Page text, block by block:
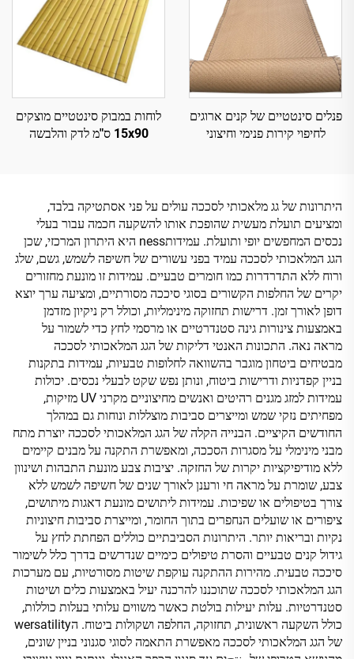
פנלים סינטטיים של קנים ארוגים
לחיפוי קירות פנימי וחיצוני
לוחות במבוק סינטטיים מוצקים
15x90 ס"מ לדק והלבשה
היתרונות של גג מלאכותי לסככה עולים על פני אסתטיקה בלבד,
ומציעים תועלת מעשית שהופכת אותו להשקעה חכמה עבור בעלי
נכסים המחפשים יופי ותועלת. עמידותness היא היתרון המרכזי, שכן
הגג המלאכותי לסככה עמיד בפני עשורים של חשיפה לשמש, גשם, שלג
ורוח ללא התדרדרות כמו חומרים טבעיים. עמידות זו מונעת מחזורים
יקרים של החלפות הקשורים בסוגי סיככה מסורתיים, ומציעה ערך יוצא
דופן לאורך זמן. דרישות תחזוקה מינימליות, וכולל רק ניקיון מזדמן
באמצעות צינורות גינה סטנדרטיים או מרסמי לחץ כדי לשמור על
מראה נאה. התכונות האנטי דליקות של הגג המלאכותי לסככה
מבטיחים ביטחון מוגבר בהשוואה לחלופות טבעיות, עמידות בתקנות
בניין קפדניות ודרישות ביטוח, ונותן נפש שקט לבעלי נכסים. יכולות
עמידות למזג מגנים רהיטים ואנשים מחיצוניים מקרני UV מזיקות,
מפחיתים נזקי שמש ומייצרים סביבות מוצללות ונוחות גם במהלך
החודשים הקיציים. הבנייה הקלה של הגג המלאכותי לסככה יוצרת מתח
מבני מינימלי על מסגרות הסככה, ומאפשרת התקנה על מבנים קיימים
ללא מודיפיקציות יקרות של החזקה. יציבות צבע מונעת התבהות ושינוון
צבע, שומרת על מראה חי ורענן לאורך שנים של חשיפה לשמש ללא
צורך בטיפולים או שפיכות. עמידות ליתושים מונעת דאגות מיתושים,
ציפורים או שועלים הנחפרים בתוך החומר, ומייצרת סביבות חיצוניות
נקיות ובריאות יותר. היתרונות הסביבתיים כוללים הפחתת לחץ על
גידול קנים טבעיים והסרת טיפולים כימיים שנדרשים בדרך כלל לשימור
סיככה טבעית. מהירות ההתקנה עוקפת שיטות מסורטיות, עם מערכות
הגג המלאכותי לסככה שתוכננו להרכנה יעיל באמצעות כלים ושיטות
סטנדרטיות. עלות יעילות בולטת כאשר משווים עלותי בעלות כוללות,
כולל השקעה ראשונית, תחזוקה, החלפה ושקולות ביטוח. הwersatility
של הגג המלאכותי לסככה מאפשרת התאמה לסוגי סגנוני בניין שונים,